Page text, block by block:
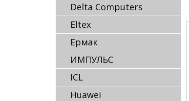
Delta Computers
Eltex
Ермак
ИМПУЛЬС
ICL
Huawei